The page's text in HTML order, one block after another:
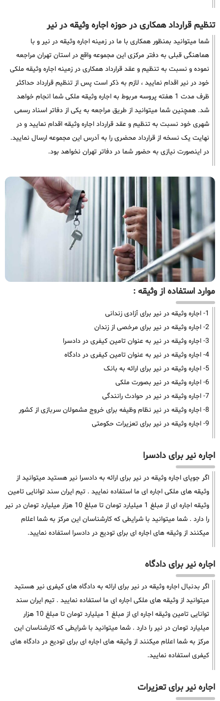
تنظیم قرارداد همکاری در حوزه اجاره وثیقه در نیر
شما میتوانید بمنظور همکاری با ما در زمینه اجاره وثیقه در نیر و با
هماهنگی قبلی به دفتر مرکزی این مجموعه واقع در استان تهران مراجعه
نموده و نسبت به تنظیم و عقد قرارداد همکاری در زمینه اجاره وثیقه ملکی
خود در نیر اقدام نمایید ، لازم به ذکر است پس از تنظیم قرارداد حداکثر
ظرف مدت 1 هفته پروسه مربوط به اجاره وثیقه ملکی شما انجام خواهد
شد. همچنین شما میتوانید از طریق مراجعه به یکی از دفاتر اسناد رسمی
شهری خود نسبت به تنظیم و عقد قرارداد اجاره وثیقه اقدام نمایید و در
نهایت یک نسخه از قرارداد محضری را به آدرس این مجموعه ارسال نمایید.
در اینصورت نیازی به حضور شما در دفاتر تهران نخواهد بود.
موارد استفاده از وثیقه :
1- اجاره وثیقه در نیر برای آزادی زندانی
2- اجاره وثیقه در نیر برای مرخصی از زندان
3- اجاره وثیقه در نیر به عنوان تامین کیفری در دادسرا
4- اجاره وثیقه در نیر به عنوان تامین کیفری در دادگاه
5- اجاره وثیقه در نیر برای ارائه به بانک
6- اجاره وثیقه در نیر بصورت ملکی
7- اجاره وثیقه در نیر در حوادث رانندگی
8- اجاره وثیقه در نیر نظام وظیفه برای خروج مشمولان سربازی از کشور
9- اجاره وثیقه در نیر برای تعزیرات حکومتی
اجاره نیر برای دادسرا
اگر جویای اجاره وثیقه در نیر برای ارائه به دادسرا نیر هستید میتوانید از
وثیقه های ملکی اجاره ای ما استفاده نمایید . تیم ایران سند توانایی تامین
وثیقه اجاره ای از مبلغ 1 میلیارد تومان تا مبلغ 10 هزار میلیارد تومان در نیر
را دارد . شما میتوانید با شرایطی که کارشناسان این مرکز به شما اعلام
میکنند از وثیقه های اجاره ای برای تودیع در دادسرا استفاده نمایید.
اجاره نیر برای دادگاه
اگر بدنبال اجاره وثیقه در نیر برای ارائه به دادگاه های کیفری نیر هستید
میتوانید از وثیقه های ملکی اجاره ای ما استفاده نمایید . تیم ایران سند
توانایی تامین وثیقه اجاره ای از مبلغ 1 میلیارد تومان تا مبلغ 10 هزار
میلیارد تومان در نیر را دارد . شما میتوانید با شرایطی که کارشناسان این
مرکز به شما اعلام میکنند از وثیقه های اجاره ای برای تودیع در دادگاه های
کیفری استفاده نمایید.
اجاره نیر برای تعزیرات